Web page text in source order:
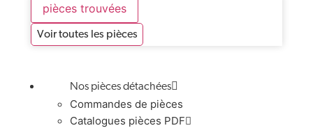
pièces trouvées
Voir toutes les pièces
Nos pièces détachées
Commandes de pièces
Catalogues pièces PDF